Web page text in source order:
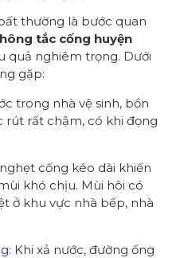
thường là bước quan
tắc cống huyện
quả nghiêm trọng. Dưới
gặp:
trong nhà vệ sinh, bồn
rút rất chậm, có khi đọng
cống kéo dài khiến
khó chịu. Mùi hôi có
ở khu vực nhà bếp, nhà
Khi xả nước, đường ống